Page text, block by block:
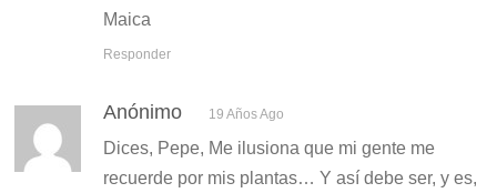
Maica
Responder
Anónimo 19 Años Ago
Dices, Pepe, Me ilusiona que mi gente me
recuerde por mis plantas… Y así debe ser, y es,